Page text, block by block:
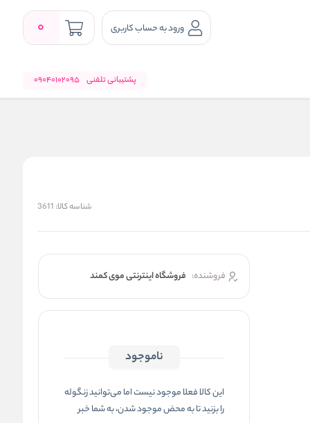
ورود به حساب کاربری 0
پشتیبانی تلفنی 09040102095
شناسه کالا: 3611
فروشنده: فروشگاه اینترنتی موی کمند
ناموجود
این کالا فعلا موجود نیست اما می‌توانید زنگوله
را بزنید تا به محض موجود شدن، به شما خبر